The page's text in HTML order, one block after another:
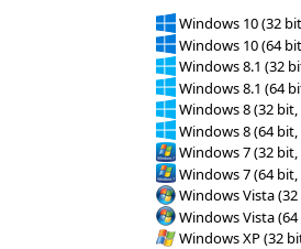
Windows 10 (32
Windows 10 (64
Windows 8.1 (32
Windows 8.1 (64
Windows 8 (32 bit,
Windows 8 (64 bit,
Windows 7 (32 bit,
Windows 7 (64 bit,
Windows Vista
Windows Vista
Windows XP (32